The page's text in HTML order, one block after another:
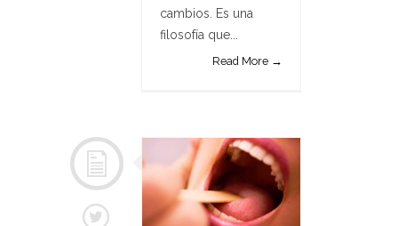
cambios. Es una
filosofía que...
Read More →